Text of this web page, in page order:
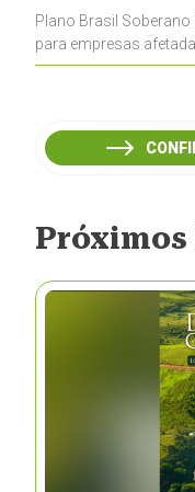
Plano Brasil Soberano
para empresas
inclui a pecuária entre